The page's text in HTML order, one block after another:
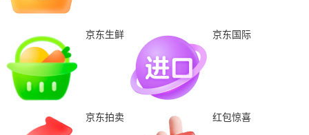
京东生鲜 京东国际
京东拍卖 红包惊喜